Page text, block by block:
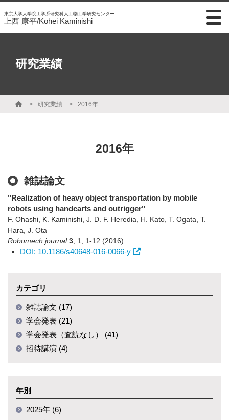
東京大学大学院工学系研究科人工物工学研究センター
上西 康平/Kohei Kaminishi
研究業績
研究業績 2016年
2016年
雑誌論文
"Realization of heavy object transportation by mobile
robots using handcarts and outrigger"
F. Ohashi, K. Kaminishi, J. D. F. Heredia, H. Kato, T. Ogata, T.
Hara, J. Ota
Robomech journal 3 1 1-12 (2016)
DOI: 10.1186/s40648-016-0066-y
カテゴリ
雑誌論文 (17)
学会発表 (21)
学会発表（査読なし） (41)
招待講演 (4)
年別
2025年 (6)